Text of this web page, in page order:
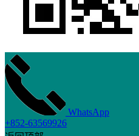
WhatsApp
+852-63569926